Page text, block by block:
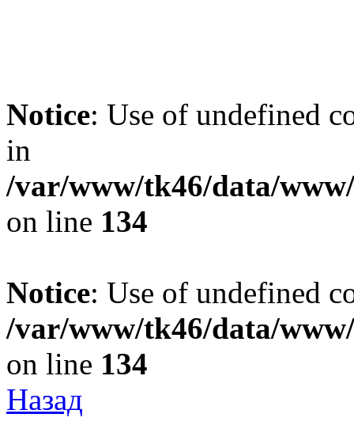
Notice: Use of undefined
in
/var/www/tk46/data/
on line 134
Notice: Use of undefined
/var/www/tk46/data/
on line 134
Назад